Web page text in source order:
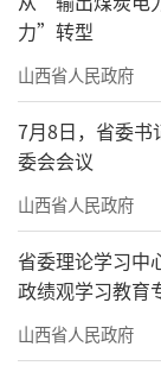
晋“遗”珍鼓
已经惊艳亮相
近年来
省级重要展
活动中，还
非遗的影子
传承与
片厚重的黄
艺，历经时
力”转型
山西省人民政府
7月8日，省委书
委会会议
山西省人民政府
省委理论学习中
政绩观学习教育
山西省人民政府